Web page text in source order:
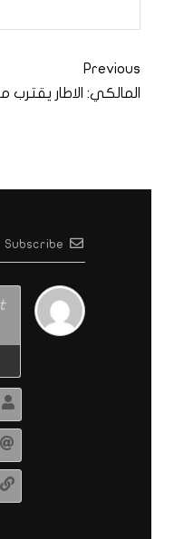
Previous
المالكي: الاطار يقترب
Subscribe